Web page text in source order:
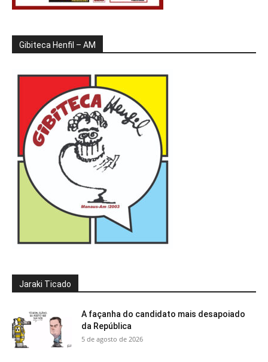
Gibiteca Henfil – AM
Jaraki Ticado
A façanha do candidato mais desapoiado
da República
5 de agosto de 2026